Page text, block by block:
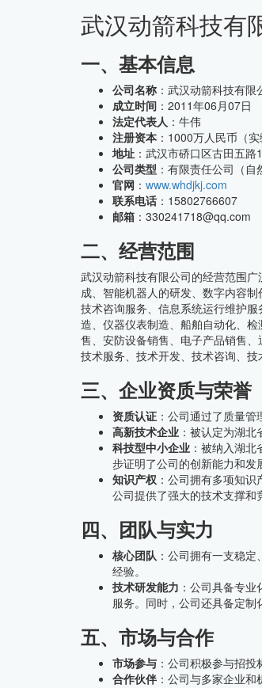
CMMI中文网
武汉动箭科技有
一、基本信息
公司名称 ：武汉动箭科技有
成立时间 ：2011年06月07日
法定代表人 ：牛伟
注册资本 ：1000万人民币（
地址 ：武汉市硚口区古田五
公司类型 ：有限责任公司（自
官网 ： www.whdjkj.com
联系电话 ：15802766607
邮箱 ：330241718@qq.com
二、经营范围
武汉动箭科技有限公司的经营范围
成、智能机器人的研发、数字内容
技术咨询服务、信息系统运行维护
造、仪器仪表制造、船舶自动化、
售、安防设备销售、电子产品销售
技术服务、技术开发、技术咨询、技
三、企业资质与荣誉
资质认证 ：公司通过了质量
高新技术企业 ：被认定为湖
科技型中小企业 ：被纳入湖
步证明了公司的创新能力和发
知识产权 ：公司拥有多项知
公司提供了强大的技术支撑和
四、团队与实力
核心团队 ：公司拥有一支稳
经验。
技术研发能力 ：公司具备专
服务。同时，公司还具备定制
五、市场与合作
市场参与 ：公司积极参与招
合作伙伴 ：公司与多家企业